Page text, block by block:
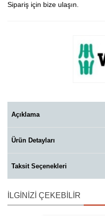
Sipariş için bize ulaşın.
Açıklama
Ürün Detayları
Taksit Seçenekleri
İLGINIZI ÇEKEBILIR